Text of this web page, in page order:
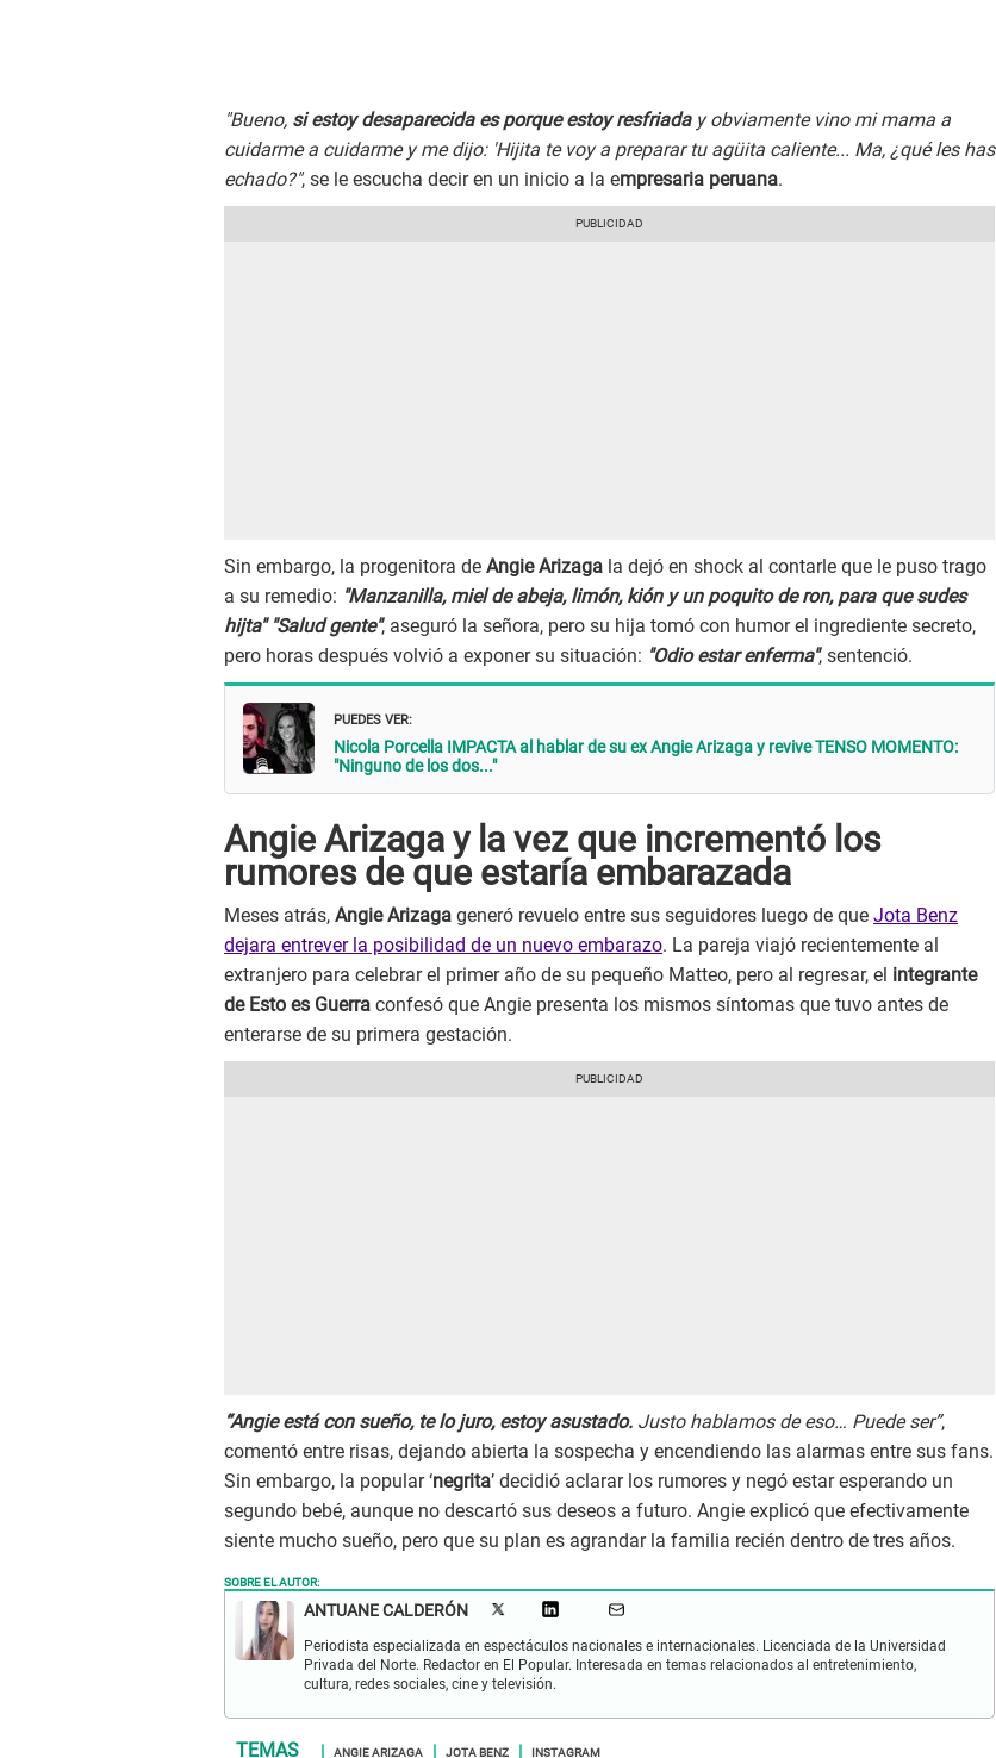
"Bueno, si estoy desaparecida es porque estoy resfriada y obviamente vino mi mama a
cuidarme a cuidarme y me dijo: 'Hijita te voy a preparar tu agüita caliente... Ma, ¿qué les has
echado?", se le escucha decir en un inicio a la empresaria peruana.
Sin embargo, la progenitora de Angie Arizaga la dejó en shock al contarle que le puso trago
a su remedio: "Manzanilla, miel de abeja, limón, kión y un poquito de ron, para que sudes
hijta" "Salud gente", aseguró la señora, pero su hija tomó con humor el ingrediente secreto,
pero horas después volvió a exponer su situación: "Odio estar enferma", sentenció.
PUEDES VER:
Nicola Porcella IMPACTA al hablar de su ex Angie Arizaga y revive TENSO MOMENTO:
"Ninguno de los dos..."
Angie Arizaga y la vez que incrementó los
rumores de que estaría embarazada
Meses atrás, Angie Arizaga generó revuelo entre sus seguidores luego de que Jota Benz
dejara entrever la posibilidad de un nuevo embarazo. La pareja viajó recientemente al
extranjero para celebrar el primer año de su pequeño Matteo, pero al regresar, el integrante
de Esto es Guerra confesó que Angie presenta los mismos síntomas que tuvo antes de
enterarse de su primera gestación.
“Angie está con sueño, te lo juro, estoy asustado. Justo hablamos de eso… Puede ser”,
comentó entre risas, dejando abierta la sospecha y encendiendo las alarmas entre sus fans.
Sin embargo, la popular ‘negrita’ decidió aclarar los rumores y negó estar esperando un
segundo bebé, aunque no descartó sus deseos a futuro. Angie explicó que efectivamente
siente mucho sueño, pero que su plan es agrandar la familia recién dentro de tres años.
SOBRE EL AUTOR:
ANTUANE CALDERÓN
Periodista especializada en espectáculos nacionales e internacionales. Licenciada de la Universidad
Privada del Norte. Redactor en El Popular. Interesada en temas relacionados al entretenimiento,
cultura, redes sociales, cine y televisión.
ANGIE ARIZAGA JOTA BENZ INSTAGRAM